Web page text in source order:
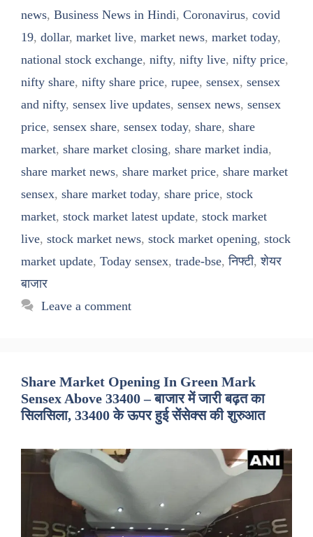
news, Business News in Hindi, Coronavirus, covid
19, dollar, market live, market news, market today,
national stock exchange, nifty, nifty live, nifty price,
nifty share, nifty share price, rupee, sensex, sensex
and nifty, sensex live updates, sensex news, sensex
price, sensex share, sensex today, share, share
market, share market closing, share market india,
share market news, share market price, share market
sensex, share market today, share price, stock
market, stock market latest update, stock market
live, stock market news, stock market opening, stock
market update, Today sensex, trade-bse,निफ्टी,शेयर
बाजार
Leave a comment
Share Market Opening In Green Mark
Sensex Above 33400 – बाजार में जारी बढ़त का
सिलसिला, 33400 के ऊपर हुई सेंसेक्स की शुरुआत